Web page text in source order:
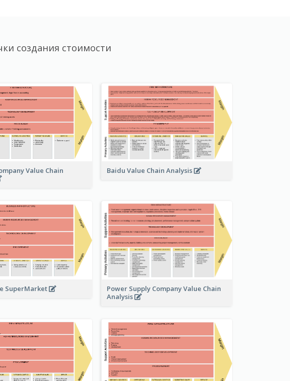
создания стоимости
Value Chain
Baidu Value Chain Analysis
SuperMarket
Power Supply Company Value Chain
Analysis